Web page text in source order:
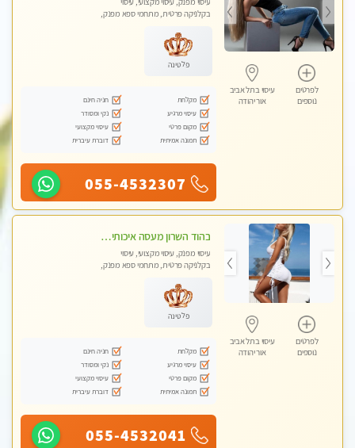
לפרטים
נוספים
עיסוי בתל אביב
אור יהודה
בקלניקה פרטית, מתחמי ספא מפנק,
פלטינה
מקלחת
חניה חינם
עיסוי מרגיע
נקי ומסודר
מקום פרטי
עיסוי מקצועי
תמונה אמיתית
דוברת עיברית
055-4532307
לפרטים
נוספים
עיסוי בתל אביב
אור יהודה
בהוד השרון מעסה איכותית מקצועית ומפנקת מאוד
עיסוי מפנק, עיסוי מקצועי, עיסוי
בקלניקה פרטית, מתחמי ספא מפנק,
פלטינה
מקלחת
חניה חינם
עיסוי מרגיע
נקי ומסודר
מקום פרטי
עיסוי מקצועי
תמונה אמיתית
דוברת עיברית
055-4532041